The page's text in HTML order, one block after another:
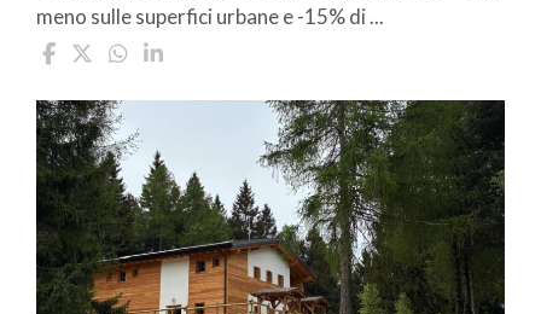
meno sulle superfici urbane e -15% di ...